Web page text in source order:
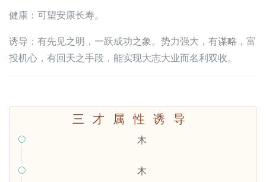
健康：可望安康长寿。
诱导：有先见之明，一跃成功之象。势力强大，有谋略，富
投机心，有回天之手段，能实现大志大业而名利双收。
三才属性诱导
 木
 木